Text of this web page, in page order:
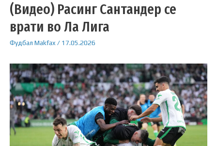
(Видео) Расинг Сантандер се
врати во Ла Лига
Фудбал Makfax / 17.05.2026